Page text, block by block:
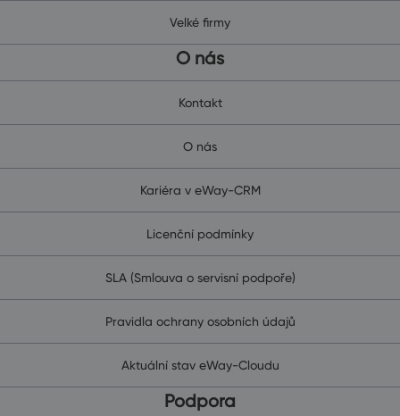
Velké firmy
O nás
Kontakt
O nás
Kariéra v eWay-CRM
Licenční podmínky
SLA (Smlouva o servisní podpoře)
Pravidla ochrany osobních údajů
Aktuální stav eWay-Cloudu
Podpora